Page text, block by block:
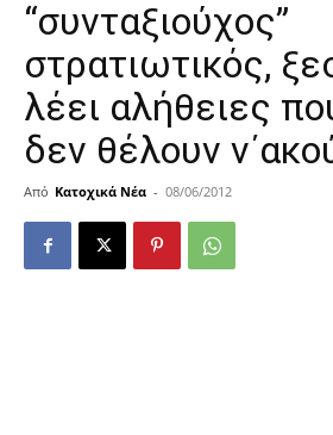
“συνταξιούχος”
στρατιωτικός,
λέει αλήθειες
δεν θέλουν
Από Κατοχικά Νέα - 08/06/2012